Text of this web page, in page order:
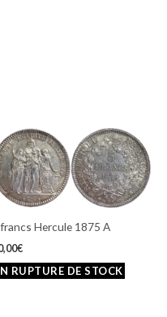
Hercule 1875 A
€